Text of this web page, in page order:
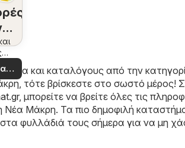
και καταλόγους από την
τότε βρίσκεστε στο σωστό μέρος!
, μπορείτε να βρείτε όλες τις
Νέα Μάκρη. Τα πιο δημοφιλή
στα φυλλάδιά τους σήμερα για να μη